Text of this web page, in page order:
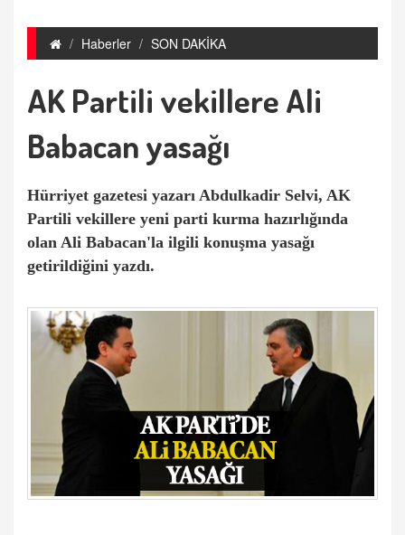
Haberler SON DAKİKA
AK Partili vekillere Ali
Babacan yasağı
Hürriyet gazetesi yazarı Abdulkadir Selvi, AK
Partili vekillere yeni parti kurma hazırlığında
olan Ali Babacan'la ilgili konuşma yasağı
getirildiğini yazdı.